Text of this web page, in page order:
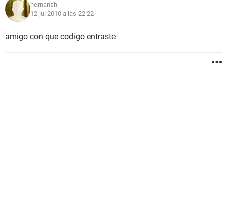
hernansh
12 jul 2010 a las 22:22
amigo con que codigo entraste